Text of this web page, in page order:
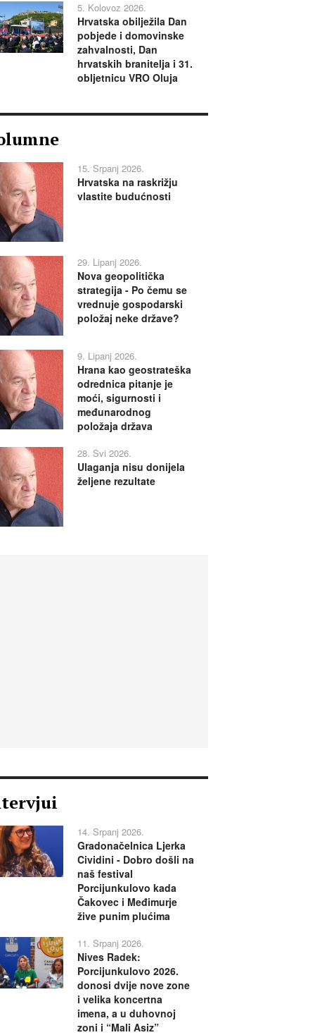
5. Kolovoz 2026.
Hrvatska obilježila Dan
pobjede i domovinske
zahvalnosti, Dan
hrvatskih branitelja i 31.
obljetnicu VRO Oluja
15. Srpanj 2026.
Hrvatska na raskrižju
vlastite budućnosti
29. Lipanj 2026.
Nova geopolitička
strategija - Po čemu se
vrednuje gospodarski
položaj neke države?
9. Lipanj 2026.
Hrana kao geostrateška
odrednica pitanje je
moći, sigurnosti i
međunarodnog
položaja država
28. Svi 2026.
Ulaganja nisu donijela
željene rezultate
14. Srpanj 2026.
Gradonačelnica Ljerka
Cividini - Dobro došli na
naš festival
Porcijunkulovo kada
Čakovec i Međimurje
žive punim plućima
11. Srpanj 2026.
Nives Radek:
Porcijunkulovo 2026.
donosi dvije nove zone
i velika koncertna
imena, a u duhovnoj
zoni i “Mali Asiz”